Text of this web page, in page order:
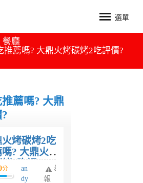
選單
餐廳
推薦嗎? 大鼎火烤碳烤2吃評價?
薦嗎? 大鼎
火烤碳烤2吃
? 大鼎火
2吃評
分
an
dy
舉
報